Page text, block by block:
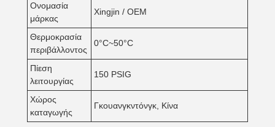
Ονομασία
μάρκας
Xingjin / OEM
Θερμοκρασία
περιβάλλοντος
0°C~50°C
Πίεση
λειτουργίας
150 PSIG
Χώρος
καταγωγής
Γκουανγκντόνγκ, Κίνα